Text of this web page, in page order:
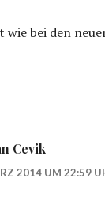
wie bei den
Cevik
2014 UM 22:59